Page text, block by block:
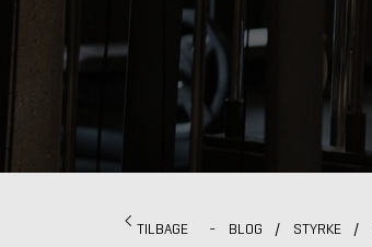
TILBAGE - BLOG / STYRKE /